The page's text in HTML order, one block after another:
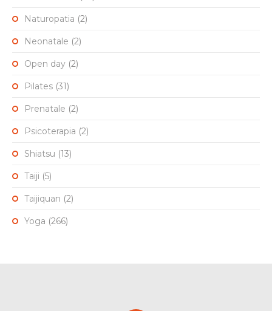
Naturopatia (2)
Neonatale (2)
Open day (2)
Pilates (31)
Prenatale (2)
Psicoterapia (2)
Shiatsu (13)
Taiji (5)
Taijiquan (2)
Yoga (266)